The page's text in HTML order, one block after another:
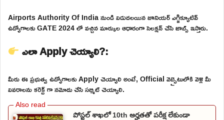
Airports Authority Of India నుండి విడుదలయిన జూనియర్ ఎగ్జిక్యూటివ్
ఉద్యోగాలకు GATE 2024 లో వచ్చిన మార్కుల ఆధారంగా సెలక్షన్ చేసి జాబ్స్ ఇస్తారు.
ఎలా Apply చెయ్యాలి?:
మీరు ఈ ప్రభుత్వ ఉద్యోగాలకు Apply చెయ్యాలి అంటే, Official వెబ్సైటులోకి వెళ్లి మీ
వివరాలను కరెక్ట్ గా నమోదు చేసి సబ్మిట్ చెయ్యాలి.
పోస్టల్ శాఖలో 10th అర్హతతో పరీక్ష లేకుండా